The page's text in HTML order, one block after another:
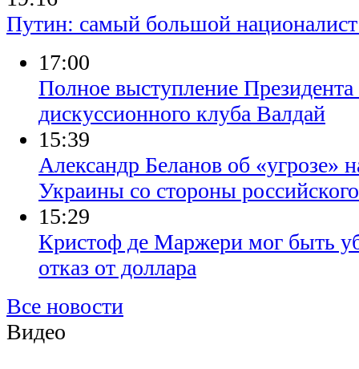
Путин: самый большой националист
17:00
Полное выступление
дискуссионного клуба Валдай
15:39
Александр Беланов об «угрозе»
Украины со стороны
15:29
Кристоф де Маржери мог быть
отказ от доллара
Все новости
Видео